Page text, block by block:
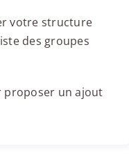
votre structure
des groupes
proposer un ajout